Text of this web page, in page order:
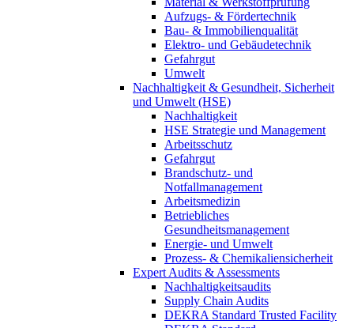
Aufzugs- & Fördertechnik
Bau- & Immobilienqualität
Elektro- und Gebäudetechnik
Gefahrgut
Umwelt
Nachhaltigkeit & Gesundheit, Sicherheit
und Umwelt (HSE)
Nachhaltigkeit
HSE Strategie und Management
Arbeitsschutz
Gefahrgut
Brandschutz- und
Notfallmanagement
Arbeitsmedizin
Betriebliches
Gesundheitsmanagement
Energie- und Umwelt
Prozess- & Chemikaliensicherheit
Expert Audits & Assessments
Nachhaltigkeitsaudits
Supply Chain Audits
DEKRA Standard Trusted Facility